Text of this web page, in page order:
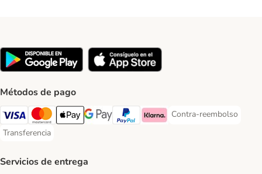
Métodos de pago
Visa Payment Method
Mastercard Payment Method
Apple Pay Payment Method
Google Pay Payment Method
PayPal Payment Method
Klarna Payment Method
Contra-reembolso
Contra-reembolso
Transferencia
Transferencia Payment Method
Servicios de entrega